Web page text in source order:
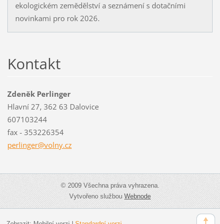
ekologickém zemědělství a seznámení s dotačními
novinkami pro rok 2026.
Kontakt
Zdeněk Perlinger
Hlavní 27, 362 63 Dalovice
607103244
fax - 353226354
perlinger@volny.cz
© 2009 Všechna práva vyhrazena.
Vytvořeno službouWebnode